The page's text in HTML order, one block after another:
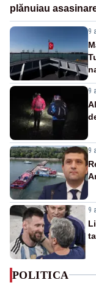
plănuiau
9
9
9
9
POLITICA